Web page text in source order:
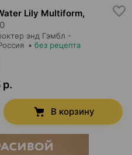
Lily Multiform,
энд Гэмбл -
Россия • без рецепта
В корзину